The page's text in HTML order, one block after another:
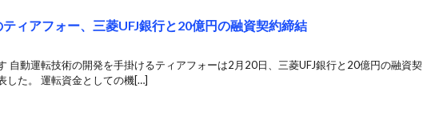
ィアフォー、三菱UFJ銀行と20億円の融資契約締結
自動運転技術の開発を手掛けるティアフォーは2月20日、三菱UFJ銀行と20億円の融資契
した。 運転資金としての機[…]